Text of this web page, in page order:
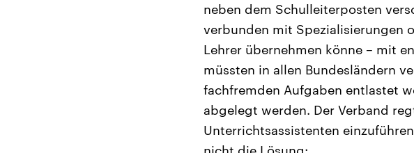
neben dem Schulleiterposten
verbunden mit Spezialisierungen
Lehrer übernehmen könne – mit
müssten in allen Bundesländern
fachfremden Aufgaben entlastet
abgelegt werden. Der Verband
Unterrichtsassistenten